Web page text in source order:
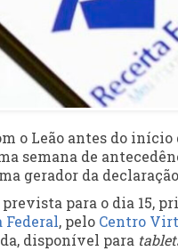
o Leão antes do início
semana de
gerador da declaração
para o dia 15,
Federal, pelo Centro
disponível para